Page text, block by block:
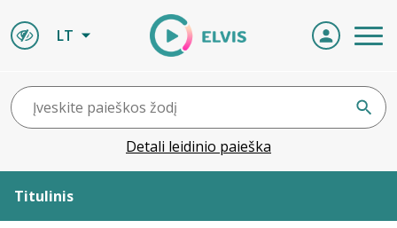
LT
Detali leidinio paieška
Titulinis